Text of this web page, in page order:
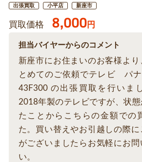
出張買取 小平店 新座市
買取価格 8,000円
担当バイヤーからのコメント
新座市にお住まいのお客様より
とめてのご依頼でテレビ パ
43F300 の出張買取を行いま
2018年製のテレビですが、状
たことからこちらの金額での
た。買い替えやお引越しの際
がございましたらお気軽にお問
い。